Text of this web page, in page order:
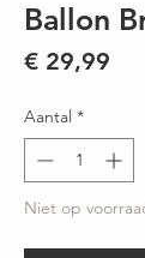
Ballon
€ 29,99
Aantal *
Niet op